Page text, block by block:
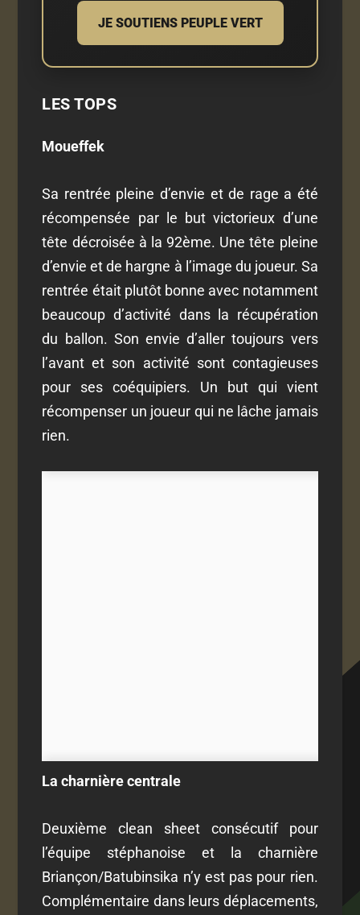
JE SOUTIENS PEUPLE VERT
LES TOPS
Moueffek
Sa rentrée pleine d’envie et de rage a été
récompensée par le but victorieux d’une
tête décroisée à la 92ème. Une tête pleine
d’envie et de hargne à l’image du joueur. Sa
rentrée était plutôt bonne avec notamment
beaucoup d’activité dans la récupération
du ballon. Son envie d’aller toujours vers
l’avant et son activité sont contagieuses
pour ses coéquipiers. Un but qui vient
récompenser un joueur qui ne lâche jamais
rien.
La charnière centrale
Deuxième clean sheet consécutif pour
l’équipe stéphanoise et la charnière
Briançon/Batubinsika n’y est pas pour rien.
Complémentaire dans leurs déplacements,